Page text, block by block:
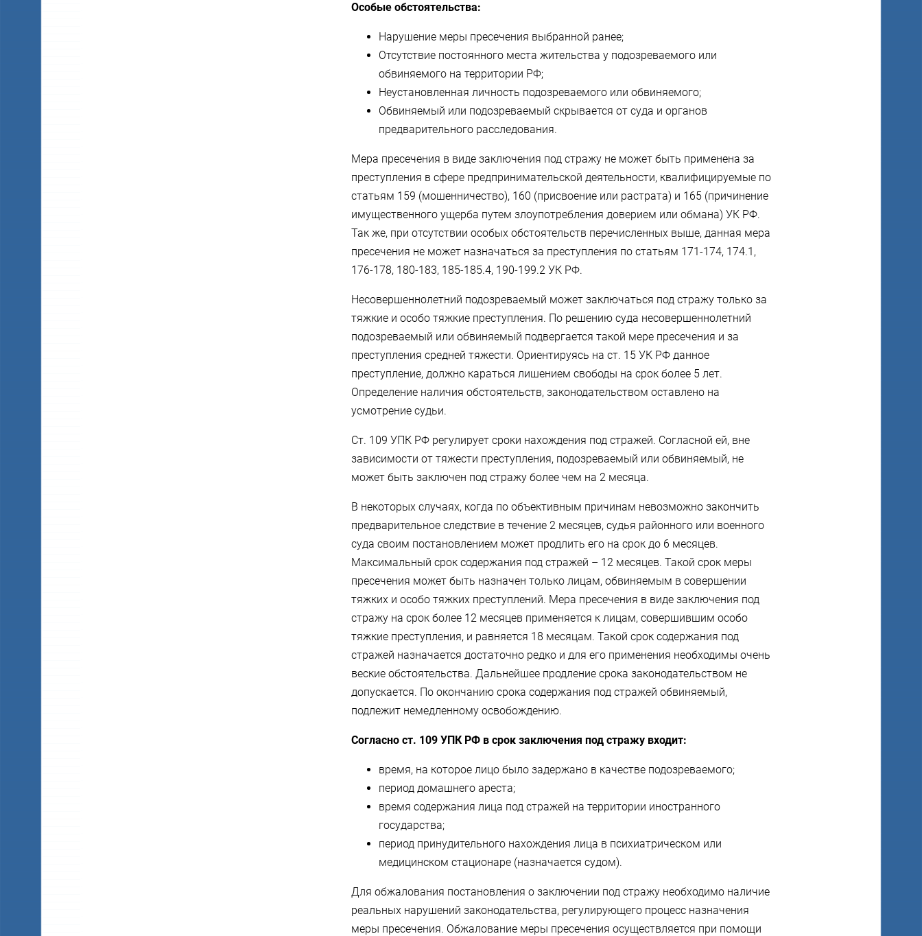
Особые обстоятельства:
Нарушение меры пресечения выбранной ранее;
Отсутствие постоянного места жительства у подозреваемого или
обвиняемого на территории РФ;
Неустановленная личность подозреваемого или обвиняемого;
Обвиняемый или подозреваемый скрывается от суда и органов
предварительного расследования.
Мера пресечения в виде заключения под стражу не может быть применена за
преступления в сфере предпринимательской деятельности, квалифицируемые по
статьям 159 (мошенничество), 160 (присвоение или растрата) и 165 (причинение
имущественного ущерба путем злоупотребления доверием или обмана) УК РФ.
Так же, при отсутствии особых обстоятельств перечисленных выше, данная мера
пресечения не может назначаться за преступления по статьям 171-174, 174.1,
176-178, 180-183, 185-185.4, 190-199.2 УК РФ.
Несовершеннолетний подозреваемый может заключаться под стражу только за
тяжкие и особо тяжкие преступления. По решению суда несовершеннолетний
подозреваемый или обвиняемый подвергается такой мере пресечения и за
преступления средней тяжести. Ориентируясь на ст. 15 УК РФ данное
преступление, должно караться лишением свободы на срок более 5 лет.
Определение наличия обстоятельств, законодательством оставлено на
усмотрение судьи.
Ст. 109 УПК РФ регулирует сроки нахождения под стражей. Согласной ей, вне
зависимости от тяжести преступления, подозреваемый или обвиняемый, не
может быть заключен под стражу более чем на 2 месяца.
В некоторых случаях, когда по объективным причинам невозможно закончить
предварительное следствие в течение 2 месяцев, судья районного или военного
суда своим постановлением может продлить его на срок до 6 месяцев.
Максимальный срок содержания под стражей – 12 месяцев. Такой срок меры
пресечения может быть назначен только лицам, обвиняемым в совершении
тяжких и особо тяжких преступлений. Мера пресечения в виде заключения под
стражу на срок более 12 месяцев применяется к лицам, совершившим особо
тяжкие преступления, и равняется 18 месяцам. Такой срок содержания под
стражей назначается достаточно редко и для его применения необходимы очень
веские обстоятельства. Дальнейшее продление срока законодательством не
допускается. По окончанию срока содержания под стражей обвиняемый,
подлежит немедленному освобождению.
Согласно ст. 109 УПК РФ в срок заключения под стражу входит:
время, на которое лицо было задержано в качестве подозреваемого;
период домашнего ареста;
время содержания лица под стражей на территории иностранного
государства;
период принудительного нахождения лица в психиатрическом или
медицинском стационаре (назначается судом).
Для обжалования постановления о заключении под стражу необходимо наличие
реальных нарушений законодательства, регулирующего процесс назначения
меры пресечения. Обжалование меры пресечения осуществляется при помощи